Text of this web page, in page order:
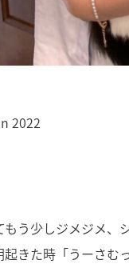
2022
もう少しジメジメ、
起きた時「うーさむ